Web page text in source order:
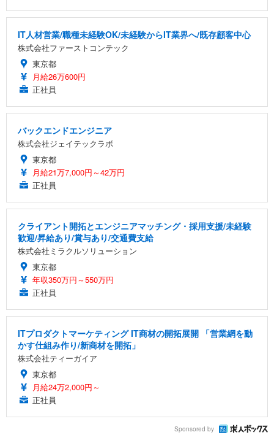
IT人材営業/職種未経験OK/未経験からIT業界へ/既存顧客中心
株式会社ファーストコンテック
東京都
月給26万600円
正社員
バックエンドエンジニア
株式会社ジェイテックラボ
東京都
月給21万7,000円～42万円
正社員
クライアント開拓とエンジニアマッチング・採用支援/未経験
歓迎/昇給あり/賞与あり/交通費支給
株式会社ミラクルソリューション
東京都
年収350万円～550万円
正社員
ITプロダクトマーケティング IT商材の開拓展開 「営業網を動
かす仕組み作り/新商材を開拓」
株式会社ティーガイア
東京都
月給24万2,000円～
正社員
Sponsored by